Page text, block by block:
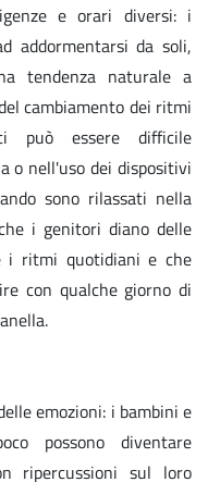
e orari diversi: i
addormentarsi da soli,
tendenza naturale a
cambiamento dei ritmi
può essere difficile
o nell'uso dei dispositivi
sono rilassati nella
i genitori diano delle
i ritmi quotidiani e che
con qualche giorno di
emozioni: i bambini e
possono diventare
ripercussioni sul loro